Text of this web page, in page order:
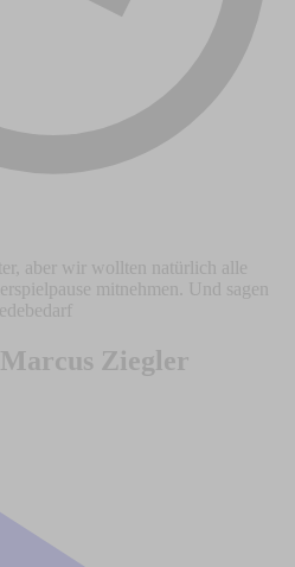
aber wir wollten natürlich alle
mitnehmen. Und sagen
Ziegler